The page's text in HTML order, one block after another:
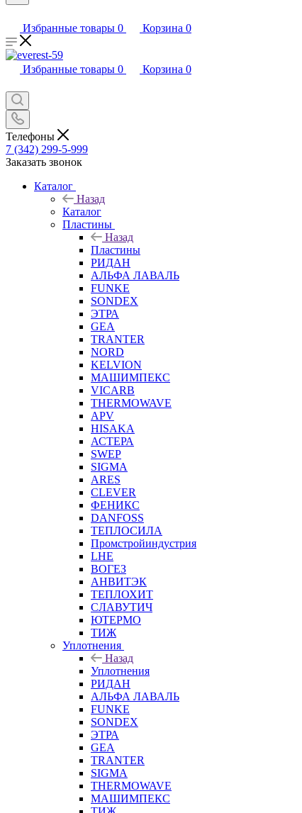
Избранные товары 0 Корзина 0
Избранные товары 0 Корзина 0
Телефоны
7 (342) 299-5-999
Заказать звонок
Каталог
Назад
Каталог
Пластины
Назад
Пластины
РИДАН
АЛЬФА ЛАВАЛЬ
FUNKE
SONDEX
ЭТРА
GEA
TRANTER
NORD
KELVION
МАШИМПЕКС
VICARB
THERMOWAVE
APV
HISAKA
АСТЕРА
SWEP
SIGMA
ARES
CLEVER
ФЕНИКС
DANFOSS
ТЕПЛОСИЛА
Промстройиндустрия
LHE
ВОГЕЗ
АНВИТЭК
ТЕПЛОХИТ
СЛАВУТИЧ
ЮТЕРМО
ТИЖ
Уплотнения
Назад
Уплотнения
РИДАН
АЛЬФА ЛАВАЛЬ
FUNKE
SONDEX
ЭТРА
GEA
TRANTER
SIGMA
THERMOWAVE
МАШИМПЕКС